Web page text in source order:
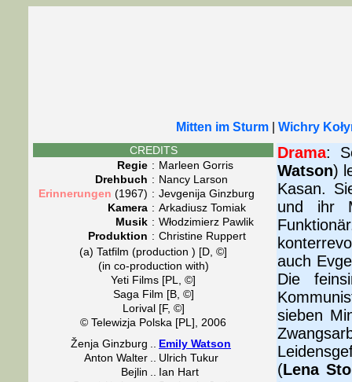
Mitten im Sturm Wichry
CREDITS
Regie : Marleen Gorris
Drehbuch : Nancy Larson
Erinnerungen (1967) : Jevgenija Ginzburg
Kamera : Arkadiusz Tomiak
Musik : Włodzimierz Pawlik
Produktion : Christine Ruppert
(a) Tatfilm (production ) [D, ©]
(in co-production with)
Yeti Films [PL, ©]
Saga Film [B, ©]
Lorival [F, ©]
© Telewizja Polska [PL], 2006
Ženja Ginzburg
Emily Watson
Anton Walter
Ulrich Tukur
Bejlin
Ian Hart
Drama:
Watson)
Kasan.
und ihr
auch
Die
sieben
(Lena